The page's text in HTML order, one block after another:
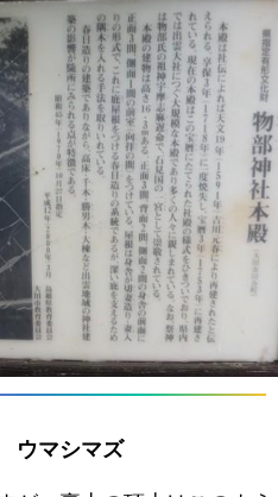
ウマシマズ